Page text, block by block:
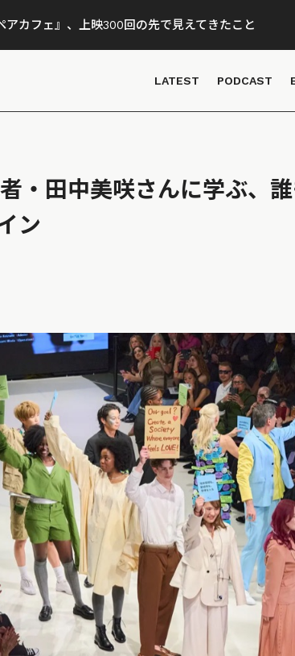
アカフェ』、上映300回の先で見えてきたこと
LATEST PODCAST
・田中美咲さんに学ぶ、
ン